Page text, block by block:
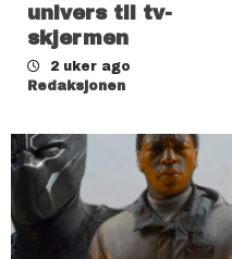
univers til tv-
skjermen
2 uker ago
Redaksjonen